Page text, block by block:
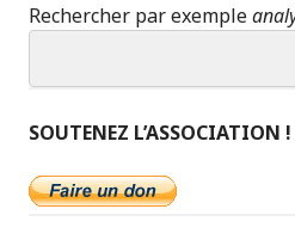
Rechercher par exemple
SOUTENEZ L’ASSOCIATION !